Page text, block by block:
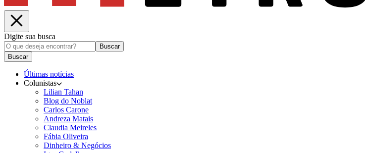
Digite sua busca
Buscar
Buscar
Últimas notícias
Colunistas
Lilian Tahan
Blog do Noblat
Carlos Carone
Andreza Matais
Claudia Meireles
Fábia Oliveira
Dinheiro & Negócios